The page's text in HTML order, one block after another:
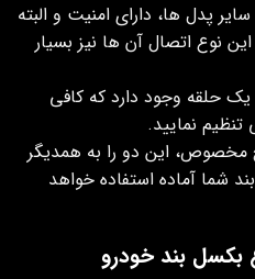
پدل ها، دارای امنیت و البته
نوع اتصال آن ها نیز بسیار
حلقه وجود دارد که کافی
نمایید.
مخصوص، این دو را به همدیگر
شما آماده استفاده خواهد
بکسل بند خودرو